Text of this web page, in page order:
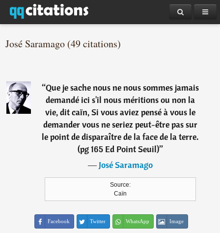
José Saramago (49 citations)
“Que je sache nous ne nous sommes jamais
demandé ici s'il nous méritions ou non la
vie, dit caïn, Si vous aviez pensé à vous le
demander vous ne seriez peut-être pas sur
le point de disparaître de la face de la terre.
(pg 165 Ed Point Seuil)”
―José Saramago
Source:
Caïn
Facebook Twitter WhatsApp Image